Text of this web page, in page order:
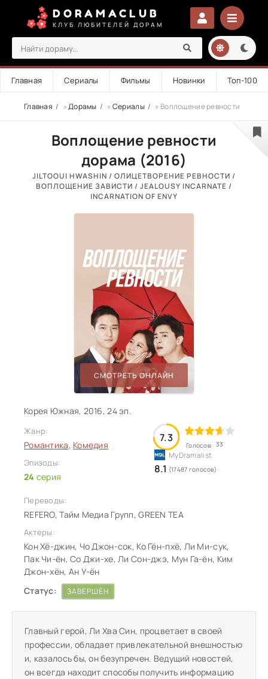
DORAMACLUB
КЛУБ ЛЮБИТЕЛЕЙ ДОРАМ
Главная Сериалы Фильмы Новинки Топ-100
Главная »Дорамы » Сериалы » Воплощение ревности
Воплощение ревности
дорама (2016)
JILTOOUI HWASHIN / ОЛИЦЕТВОРЕНИЕ РЕВНОСТИ /
ВОПЛОЩЕНИЕ ЗАВИСТИ / JEALOUSY INCARNATE /
INCARNATION OF ENVY
СМОТРЕТЬ ОНЛАЙН
Корея Южная, 2016, 24 эп.
Жанр:
Романтика, Комедия
Эпизоды:
24 серия
7.3
Голосов: 33
8.1 (17487 голосов)
Переводы:
REFERO, Тайм Медиа Групп, GREEN TEA
Актеры:
Кон Хё-джин, Чо Джон-сок, Ко Гён-пхё, Ли Ми-сук,
Пак Чи-ён, Со Джи-хе, Ли Сон-джэ, Мун Га-ён, Ким
Джон-хён, Ан У-ён
Статус:
ЗАВЕРШЁН
Главный герой, Ли Хва Син, процветает в своей
профессии, обладает привлекательной внешностью
и, казалось бы, он безупречен. Ведущий новостей,
он всегда находит способы получить информацию